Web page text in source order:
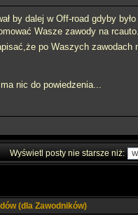
by dalej w Off-road gdyby
Wasze zawody na
po Waszych zawodach
nic do powiedzenia...
Wyświetl posty nie starsze niż:
(dla Zawodników)